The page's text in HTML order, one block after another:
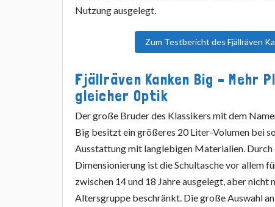
Nutzung ausgelegt.
Zum Testbericht des Fjällräven
Fjällräven Kanken Big – Mehr
gleicher Optik
Der große Bruder des Klassikers mit dem
Big besitzt ein größeres 20 Liter-Volumen bei
Ausstattung mit langlebigen Materialien.
Dimensionierung ist die Schultasche vor allem
zwischen 14 und 18 Jahre ausgelegt, aber nicht
Altersgruppe beschränkt. Die große Auswahl